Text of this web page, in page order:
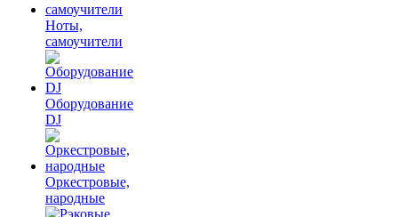
Ноты,
самоучители
Оборудование
DJ
Оркестровые,
народные